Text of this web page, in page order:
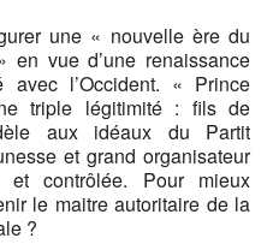
une « nouvelle ère du
vue d’une renaissance
avec l’Occident. « Prince
triple légitimité : fils de
aux idéaux du Partit
et grand organisateur
et contrôlée. Pour mieux
le maitre autoritaire de la
?